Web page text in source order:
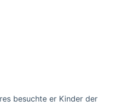
besuchte er Kinder der